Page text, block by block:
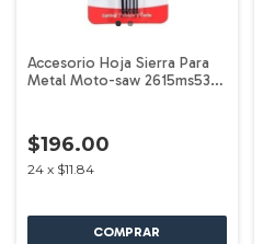
Accesorio Hoja Sierra Para
Metal Moto-saw 2615ms53aa
$196.00
24 x $11.84